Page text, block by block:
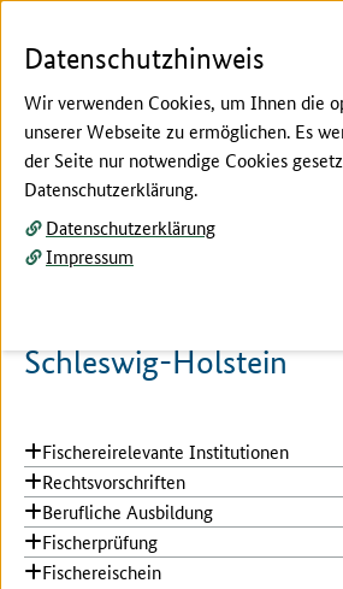
Hier beginnt der Hauptinhalt dieser Seite
Schleswig-Holstein
Schleswig-Holstein
Fischereirelevante Institutionen
Rechtsvorschriften
Berufliche Ausbildung
Fischerprüfung
Fischereischein
Datenschutzhinweis
Wir verwenden Cookies, um Ihnen die
unserer Webseite zu ermöglichen. Es
der Seite nur notwendige Cookies
Datenschutzerklärung.
Datenschutzerklärung
Impressum